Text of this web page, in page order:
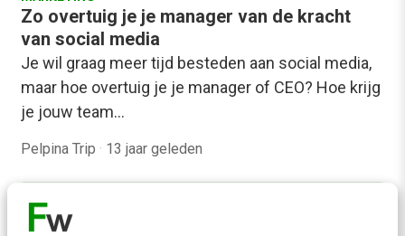
Zo overtuig je je manager van de kracht
van social media
Je wil graag meer tijd besteden aan social media,
maar hoe overtuig je je manager of CEO? Hoe krijg
je jouw team…
Pelpina Trip · 13 jaar geleden